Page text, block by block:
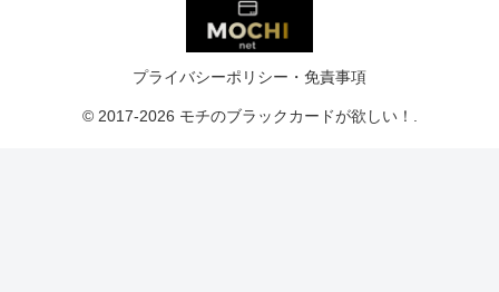
プライバシーポリシー・免責事項
© 2017-2026 モチのブラックカードが欲しい！.